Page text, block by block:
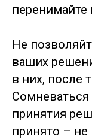
перенимайте
Не
ваших
в них, после
принятия
принято – не